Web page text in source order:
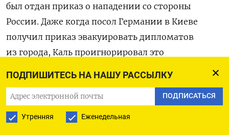
ПОДПИШИТЕСЬ НА НАШУ РАССЫЛКУ
ПОДПИСАТЬСЯ
Утренняя Еженедельная
был отдан приказ о нападении со стороны
России. Даже когда посол Германии в Киеве
получил приказ эвакуировать дипломатов
из города, Каль проигнорировал это
планировал встречи на следующий день. Каля
пришлось эвакуировать из Киева в день
вторжения с помощью польской разведки